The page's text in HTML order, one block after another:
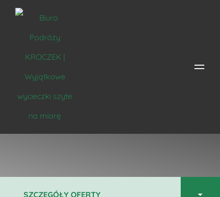
Trzy Korony